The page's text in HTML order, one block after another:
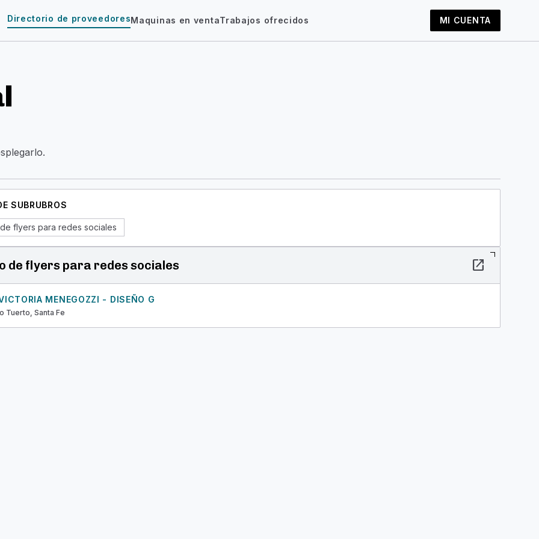
Directorio de proveedoresMaquinas en ventaTrabajos ofrecidos MI CUENTA
SUBRUBROS
flyers para redes sociales
de flyers para redes sociales open_in_new
MENEGOZZI - DISEÑO G
Tuerto, Santa Fe